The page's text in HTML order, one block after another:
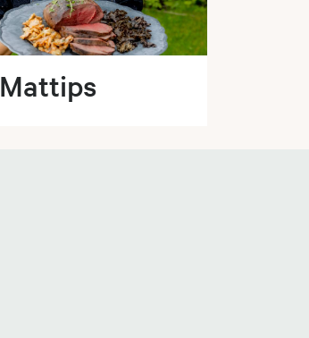
Mattips